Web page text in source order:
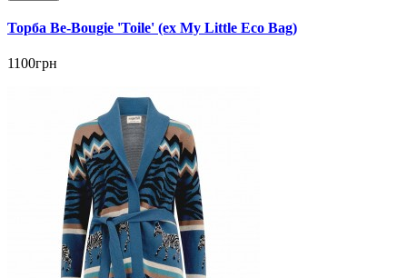
Торба Be-Bougie 'Toile' (ex My Little Eco Bag)
1100грн